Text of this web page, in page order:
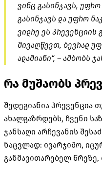
ვინც გასინჯავს, უფრო
გასინჯავს და უფრო
ვიდრე ეს პრევენციის
მივაღწევთ, ბევრად
ადამიანი“, – ამბობს
რა მუშაობს
შედეგიანია პრევენცია
ახალგაზრდებს, ჩვენი
ჯანსაღი არჩევანის
ნაცვლად: ივარჯიშო,
განმავითარებელ